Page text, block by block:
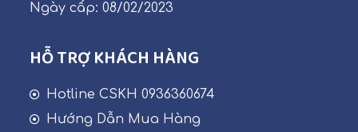
Ngày cấp: 08/02/2023
HỖ TRỢ KHÁCH HÀNG
Hotline CSKH 0936360674
Hướng Dẫn Mua Hàng